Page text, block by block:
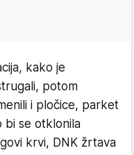
kako je
potom
i pločice, parket
bi se otklonila
krvi, DNK žrtava